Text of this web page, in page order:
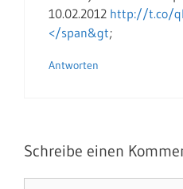
10.02.2012 http://t.co/
</span&gt;
Antworten
Schreibe einen